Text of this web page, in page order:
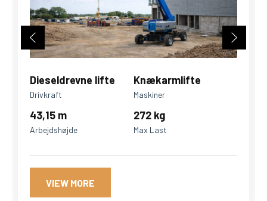
Dieseldrevne lifte
Drivkraft
Knækarmlifte
Maskiner
43,15 m
Arbejdshøjde
272 kg
Max Last
VIEW MORE